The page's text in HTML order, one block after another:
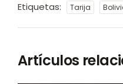
Etiquetas: Tarija
Artículos